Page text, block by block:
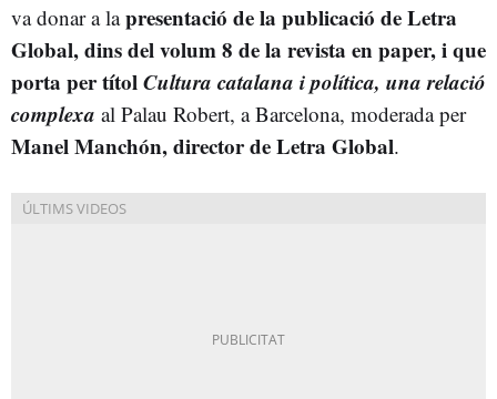
va donar a lapresentació de la publicació de Letra
Global, dins del volum 8 de la revista en paper, i que
porta per títolCultura catalana i política, una relació
complexa al Palau Robert, a Barcelona, moderada per
Manel Manchón, director de Letra Global.